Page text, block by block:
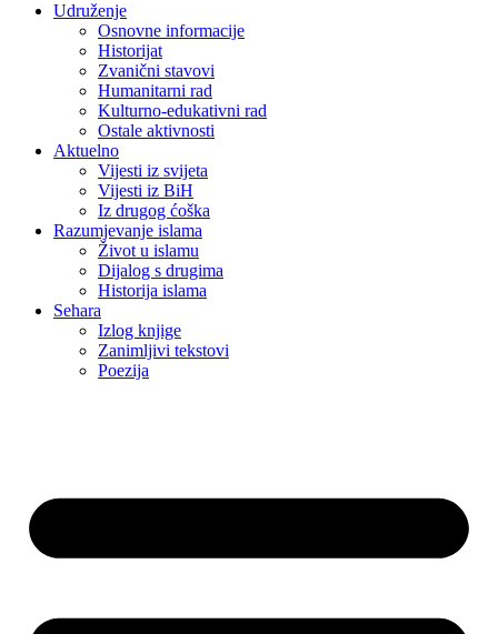
Udruženje
Osnovne informacije
Historijat
Zvanični stavovi
Humanitarni rad
Kulturno-edukativni rad
Ostale aktivnosti
Aktuelno
Vijesti iz svijeta
Vijesti iz BiH
Iz drugog ćoška
Razumjevanje islama
Život u islamu
Dijalog s drugima
Historija islama
Sehara
Izlog knjige
Zanimljivi tekstovi
Poezija